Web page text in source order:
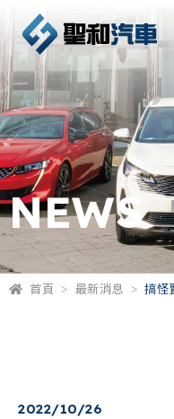
NEWS
首頁 最新消息 搞怪
2022/10/26